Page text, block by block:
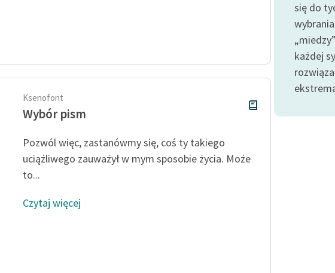
Ksenofont
Wybór pism
Pozwól więc, zastanówmy się, coś ty takiego
uciążliwego zauważył w mym sposobie życia. Może
to...
Czytaj więcej
się do
każdej